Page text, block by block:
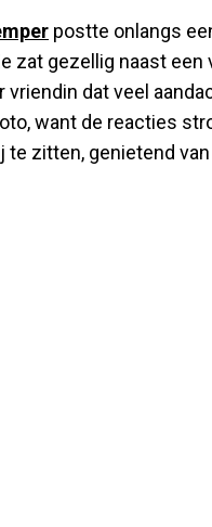
postte onlangs
zat gezellig naast een
vriendin dat veel
want de reacties
te zitten, genietend